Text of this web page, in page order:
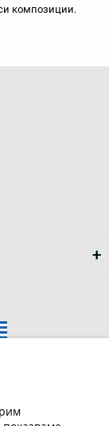
композиции.